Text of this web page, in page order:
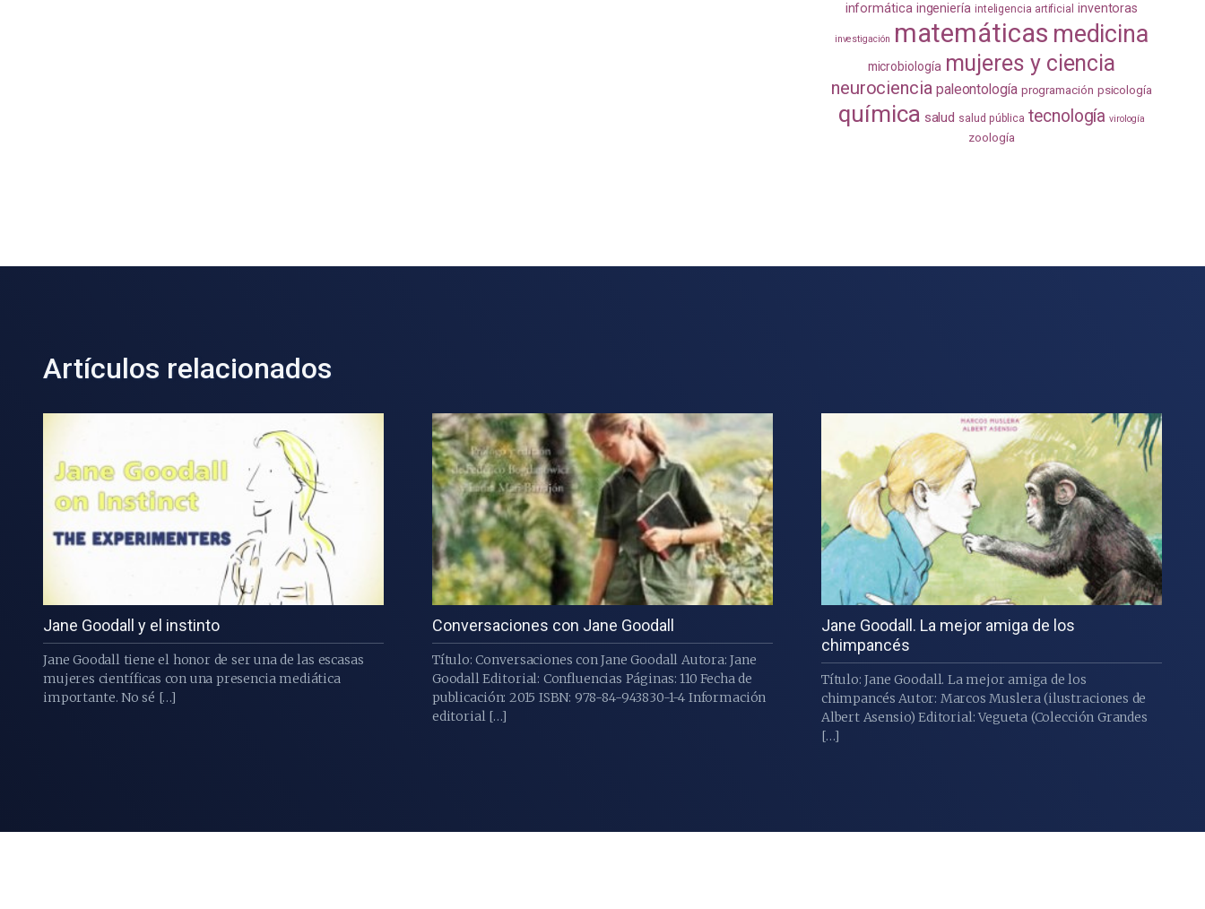
informática ingeniería inteligencia artificial inventoras
investigación matemáticas medicina
microbiología mujeres y ciencia
neurociencia paleontología programación psicología
química salud salud pública tecnología virología
zoología
Artículos relacionados
Jane Goodall y el instinto
Jane Goodall tiene el honor de ser una de las escasas
mujeres científicas con una presencia mediática
importante. No sé […]
Conversaciones con Jane Goodall
Título: Conversaciones con Jane Goodall Autora: Jane
Goodall Editorial: Confluencias Páginas: 110 Fecha de
publicación: 2015 ISBN: 978-84-943830-1-4 Información
editorial […]
Jane Goodall. La mejor amiga de los
chimpancés
Título: Jane Goodall. La mejor amiga de los
chimpancés Autor: Marcos Muslera (ilustraciones de
Albert Asensio) Editorial: Vegueta (Colección Grandes
[…]